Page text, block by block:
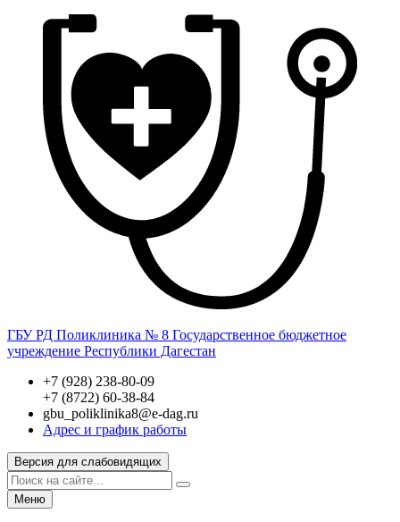
ГБУ РД Поликлиника № 8 Государственное бюджетное
учреждение Республики Дагестан
+7 (928) 238-80-09
+7 (8722) 60-38-84
gbu_poliklinika8@e-dag.ru
Адрес и график работы
Версия для слабовидящих
Меню